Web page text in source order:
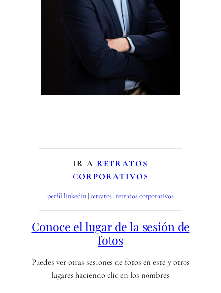
IR A RETRATOS
CORPORATIVOS
perfil linkedin | retratos | retratos corporativos
Conoce el lugar de la sesión de
fotos
Puedes ver otras sesiones de fotos en este y otros
lugares haciendo clic en los nombres